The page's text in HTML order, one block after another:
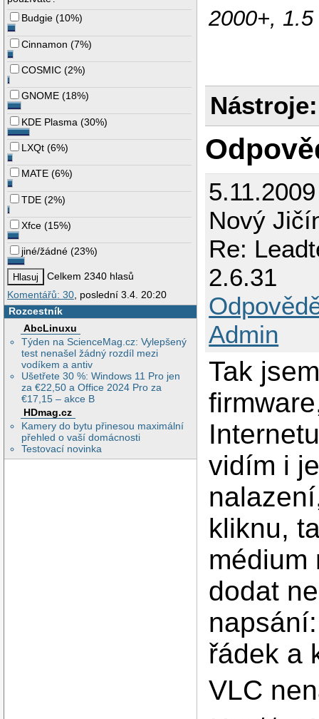
Budgie (10%)
Cinnamon (7%)
COSMIC (2%)
GNOME (18%)
KDE Plasma (30%)
LXQt (6%)
MATE (6%)
TDE (2%)
Xfce (15%)
jiné/žádné (23%)
Celkem 2340 hlasů
Komentářů: 30 , poslední 3.4. 20:20
Rozcestník
AbcLinuxu
Týden na ScienceMag.cz: Vylepšený
test nenašel žádný rozdíl mezi
vodíkem a antiv
Ušetřete 30 %: Windows 11 Pro jen
za €22,50 a Office 2024 Pro za
€17,15 – akce B
HDmag.cz
Kamery do bytu přinesou maximální
přehled o vaší domácnosti
Testovací novinka
2000+,
Nástroje:
Nový
Re:
2.6.31
Admin
Tak
vidím i
kliknu,
médium
dodat
řádek a
VLC